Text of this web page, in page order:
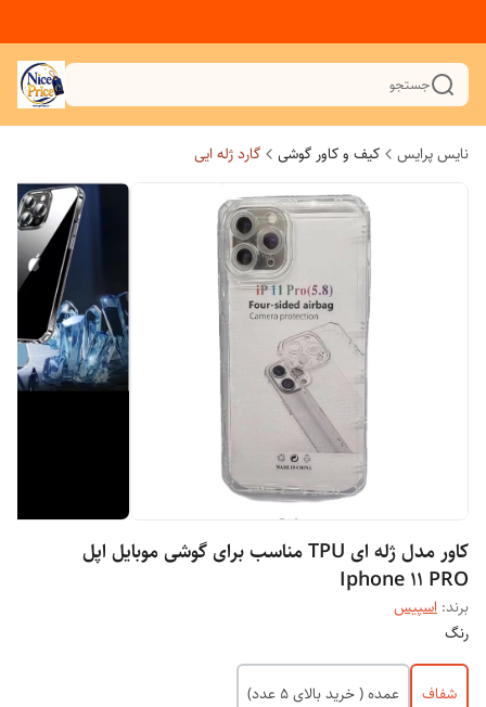
جستجو
نایس پرایس کیف و کاور گوشی گارد ژله ایی
کاور مدل ژله ای TPU مناسب برای گوشی موبایل اپل
Iphone 11 PRO
برند: اسپیس
رنگ
شفاف عمده ( خرید بالای 5 عدد)